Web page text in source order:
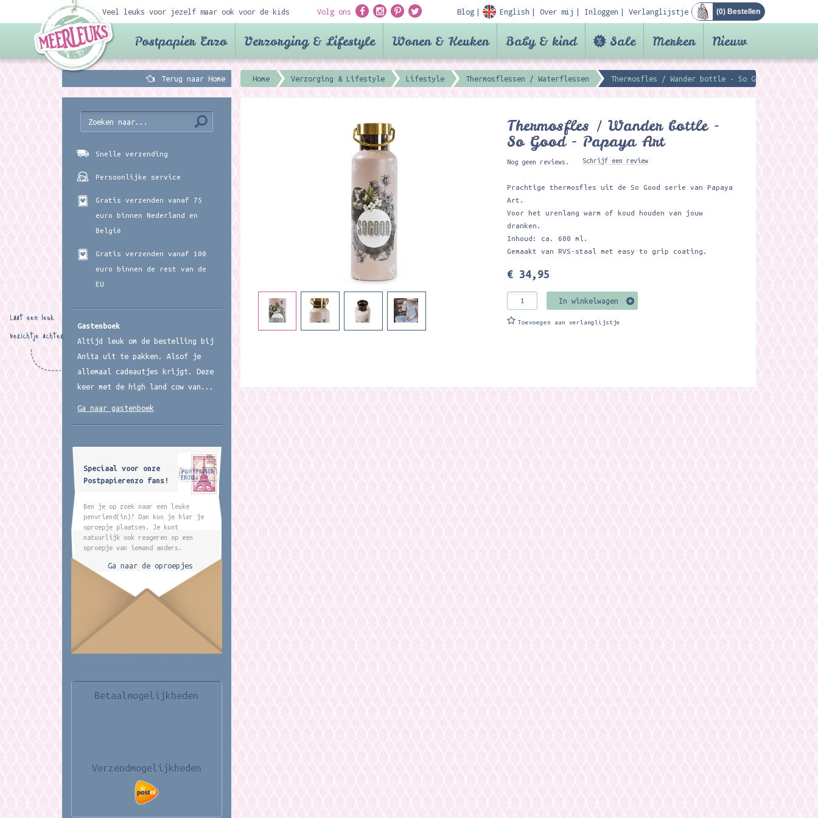
Veel leuks voor jezelf maar ook voor de kids Volg ons Blog English Over mij Inloggen Verlanglijstje (0) Bestellen
Postpapier Enzo Verzorging & Lifestyle Wonen & Keuken Baby & kind Sale Merken Nieuw
Terug naar Home Home Verzorging & Lifestyle Lifestyle Thermosflessen / Waterflessen Thermosfles / Wander bottle - So Good - Papaya
Thermosfles / Wander bottle -
So Good - Papaya Art
Nog geen reviews. Schrijf een review
Prachtige thermosfles uit de So Good serie van Papaya
Art.
Voor het urenlang warm of koud houden van jouw
dranken.
Inhoud: ca. 600 ml.
Gemaakt van RVS-staal met easy to grip coating.
€ 34,95
In winkelwagen
Toevoegen aan verlanglijstje
Snelle verzending
Persoonlijke service
Gratis verzenden vanaf 75
euro binnen Nederland en
België
Gratis verzenden vanaf 100
euro binnen de rest van de
EU
Gastenboek
Altijd leuk om de bestelling bij
Anita uit te pakken. Alsof je
allemaal cadeautjes krijgt. Deze
keer met de high land cow van...
Laat een leuk
berichtje achter
Ga naar gastenboek
Speciaal voor onze
Postpapierenzo fans!
Ben je op zoek naar een leuke
penvriend(in)? Dan kun je hier je
oproepje plaatsen. Je kunt
natuurlijk ook reageren op een
oproepje van iemand anders.
Ga naar de oproepjes
Betaalmogelijkheden
Verzendmogelijkheden